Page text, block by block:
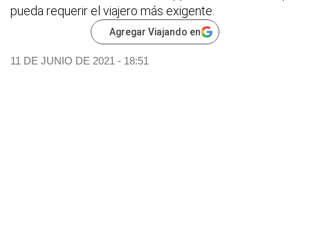
pueda requerir el viajero más exigente.
Agregar Viajando en
11 DE JUNIO DE 2021 - 18:51